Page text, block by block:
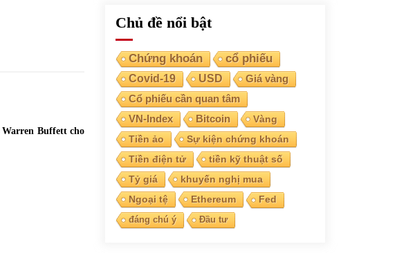
Top 10 mặt hàng Việt Nam xuất khẩu nhiều
nhất tháng 5/2022
Bất ổn từ các cuộc đấu giá đất ở Thanh Hoá
31/05/2022
Chứng khoán ngày 30/5/2022: Top 10 cổ
phiếu nổi bật
31/05/2022
Top 10 xe bán chạy nhất tháng 9/2021
13/10/2021
Buffett cho
Chủ đề nổi bật
Chứng khoán cổ phiếu
Covid-19 USD
Giá vàng
Cổ phiếu cần quan tâm
VN-Index Bitcoin
Vàng
Tiền ảo
Sự kiện chứng khoán
Tiền điện tử
tiền kỹ thuật số
Tỷ giá
khuyến nghị mua
Ngoại tệ
Ethereum
Fed
đáng chú ý
Đầu tư